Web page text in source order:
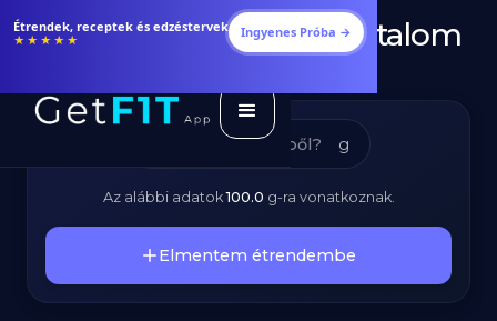
Fogyj és izmosodj hatékonyabban
★★★★★ Ingyenes Próba →
Libamáj - Kalóriatartalom
g
Az alábbi adatok100.0 g-ra vonatkoznak.
Elmentem étrendembe